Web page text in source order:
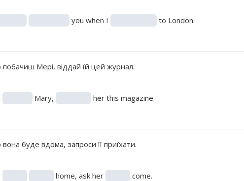
you when I to London.
Мері, віддай їй цей журнал.
Mary, her this magazine.
буде вдома, запроси її приїхати.
home, ask her come.